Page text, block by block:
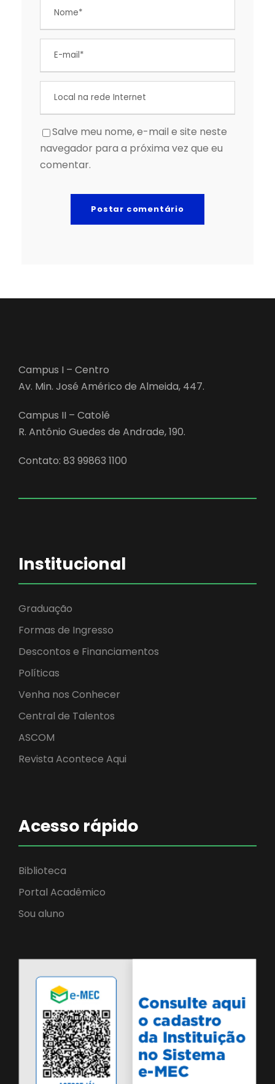
Salve meu nome, e-mail e site neste
navegador para a próxima vez que eu
comentar.
Campus I – Centro
Av. Min. José Américo de Almeida, 447.
Campus II – Catolé
R. Antônio Guedes de Andrade, 190.
Contato: 83 99863 1100
Institucional
Graduação
Formas de Ingresso
Descontos e Financiamentos
Políticas
Venha nos Conhecer
Central de Talentos
ASCOM
Revista Acontece Aqui
Acesso rápido
Biblioteca
Portal Acadêmico
Sou aluno